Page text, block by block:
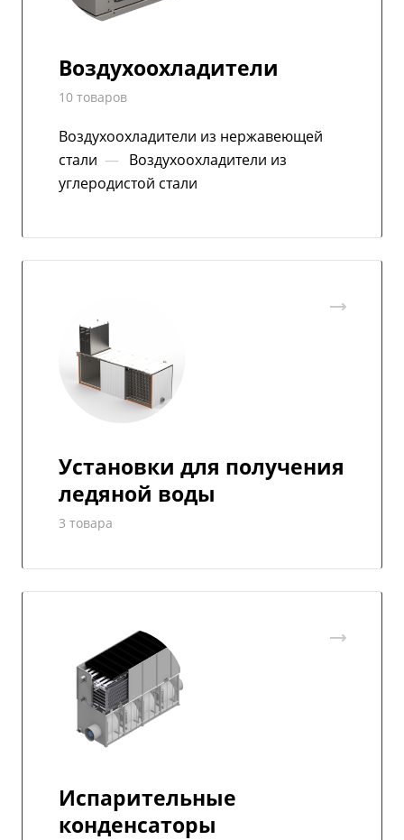
Воздухоохладители
10 товаров
Воздухоохладители из нержавеющей
стали — Воздухоохладители из
углеродистой стали
Установки для получения
ледяной воды
3 товара
Испарительные
конденсаторы